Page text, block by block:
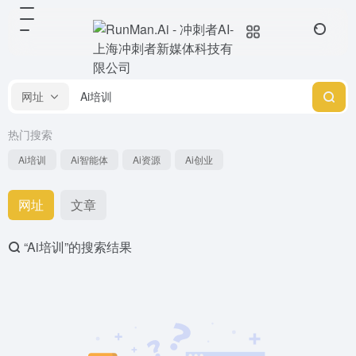
网址
热门搜索
Ai培训 Ai智能体 Ai资源 Ai创业
网址 文章
“Ai培训”的搜索结果